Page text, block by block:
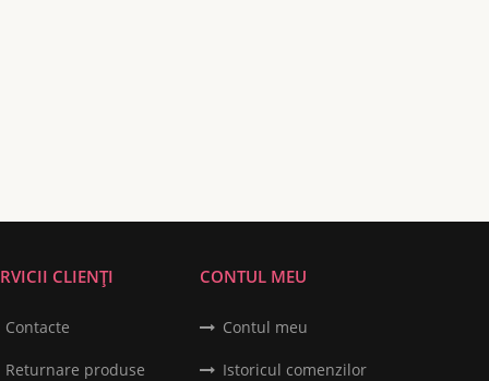
CLIENȚI
Contacte
Returnare produse
CONTUL MEU
Contul meu
Istoricul comenzilor